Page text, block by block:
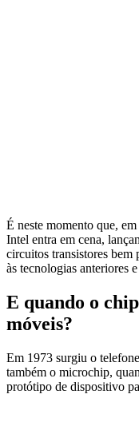
É neste momento que,
Intel entra em cena,
circuitos transistores
às tecnologias anteriores
E quando o
móveis?
Em 1973 surgiu o
também o microchip,
protótipo de dispositivo